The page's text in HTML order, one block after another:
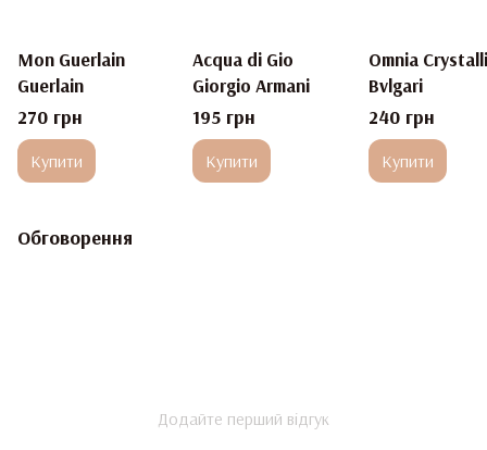
Mon Guerlain
Guerlain
270 грн
Купити
Acqua di Gio
Giorgio Armani
195 грн
Купити
Omnia
Bvlgari
240 грн
Купити
Обговорення
Додайте перший відгук